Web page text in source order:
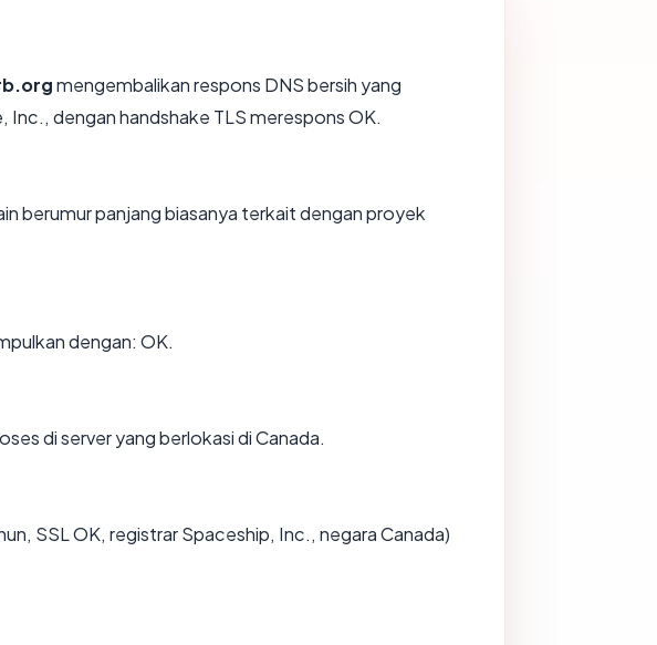
mengembalikan respons DNS bersih yang
Inc., dengan handshake TLS merespons OK.
berumur panjang biasanya terkait dengan proyek
dengan: OK.
di server yang berlokasi di Canada.
SSL OK, registrar Spaceship, Inc., negara Canada)